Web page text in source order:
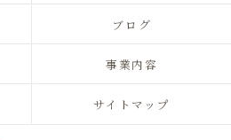
ブログ
事業内容
サイトマップ